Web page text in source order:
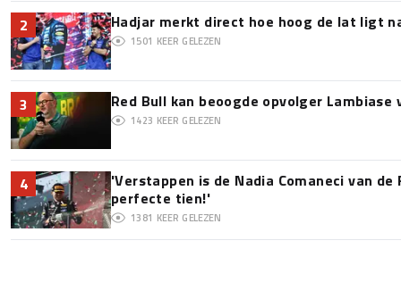
2 Hadjar merkt direct hoe hoog de lat ligt
1501 KEER GELEZEN
3 Red Bull kan beoogde opvolger
1423 KEER GELEZEN
4
'Verstappen is de Nadia Comaneci van de
perfecte tien!'
1381 KEER GELEZEN